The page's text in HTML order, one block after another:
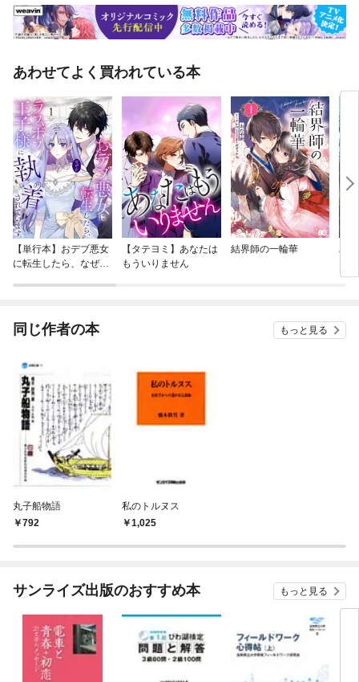
あわせてよく買われている本
【単行本】おデブ悪女
に転生したら、なぜか
【タテヨミ】あなたは
もういりません
結界師の一輪華
バ
今
同じ作者の本 もっと見る
丸子船物語
792
私のトルヌス
1,025
サンライズ出版のおすすめ本 もっと見る